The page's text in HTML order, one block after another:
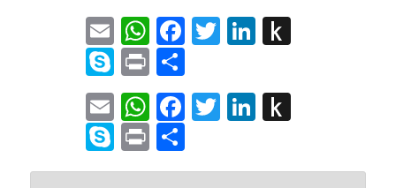
EmailWhatsApp
Facebook
TwitterLinkedIn
Skype
Print
EmailWhatsApp
Facebook
TwitterLinkedIn
Kindle
Skype
Print